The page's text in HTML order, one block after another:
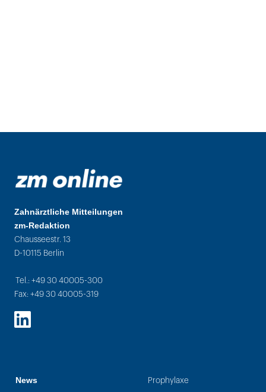
Zahnärztliche Mitteilungen
zm-Redaktion
Chausseestr. 13
D-10115 Berlin
Tel.: +49 30 40005-300
Fax: +49 30 40005-319
LinkedIn
News Prophylaxe